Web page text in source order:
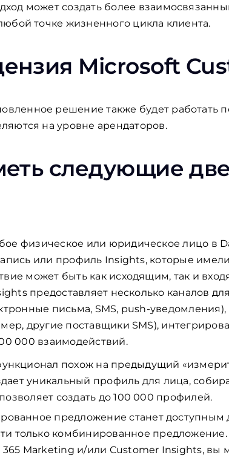
может создать более
точке жизненного цикла клиента.
Microsoft
решение также будет работать
на уровне арендаторов.
следующие
физическое или юридическое лицо в
или профиль Insights, которые
может быть как исходящим, так и
предоставляет несколько каналов
письма, SMS, push-
другие поставщики SMS),
000 взаимодействий.
похож на предыдущий
уникальный профиль для лица,
создать до 100 000 профилей.
предложение станет доступным
только комбинированное предложение.
Marketing и/или Customer Insights, вы